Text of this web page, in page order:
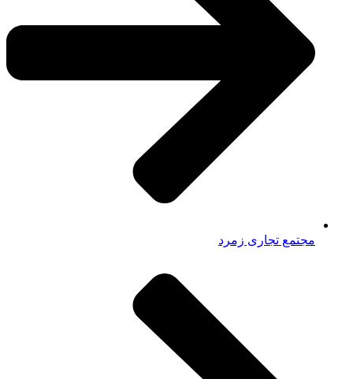
مجتمع تجاری زمرد